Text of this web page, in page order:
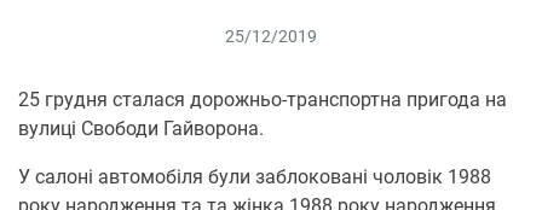
25/12/2019
25 грудня сталася дорожньо-транспортна пригода на
вулиці Свободи Гайворона.
У салоні автомобіля були заблоковані чоловік 1988